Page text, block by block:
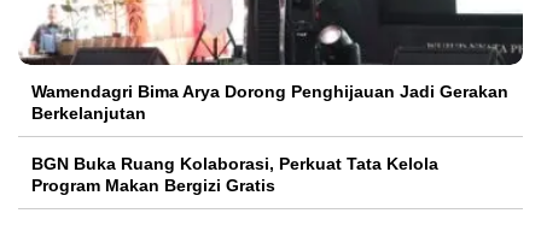
Wamendagri Bima Arya Dorong Penghijauan Jadi Gerakan
Berkelanjutan
BGN Buka Ruang Kolaborasi, Perkuat Tata Kelola
Program Makan Bergizi Gratis